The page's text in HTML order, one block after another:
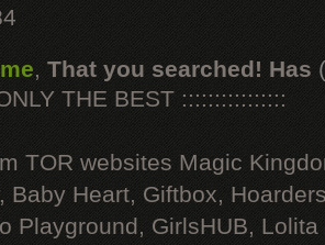
, That you searched! Has
THE BEST ::::::::::::::::
TOR websites Magic
Baby Heart, Giftbox,
Playground, GirlsHUB, Lolita